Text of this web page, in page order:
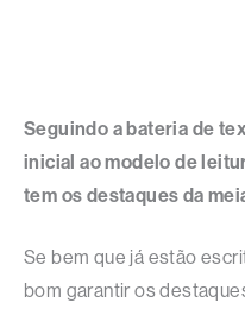
Seguindo a bateria de
inicial ao modelo de
tem os destaques da
Se bem que já estão
bom garantir os